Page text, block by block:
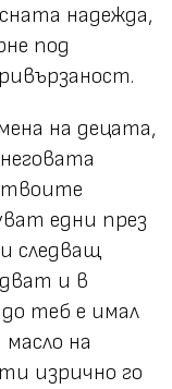
надежда,
под
на децата,
твоите
едни през
следващ
и в
теб е имал
на
изрично го